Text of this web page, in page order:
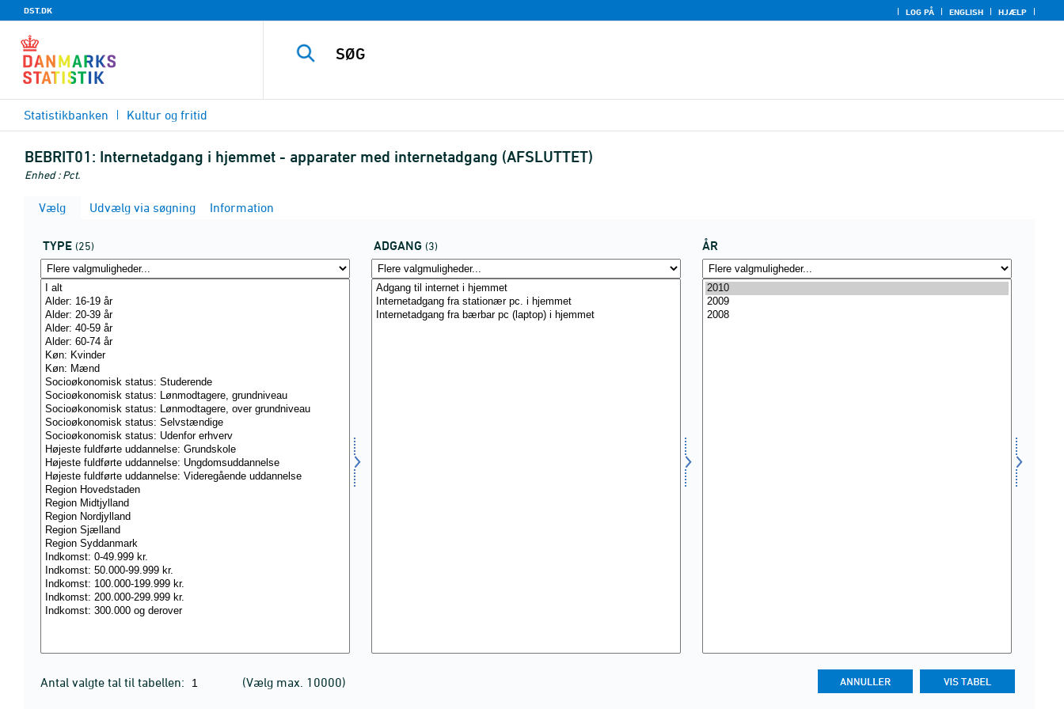
DST.DK LOG PÅ ENGLISH HJÆLP
Statistikbanken Kultur og fritid
BEBRIT01: Internetadgang i hjemmet - apparater med internetadgang (AFSLUTTET)
Enhed : Pct.
Vælg Udvælg via søgning Information
TYPE (25) ADGANG (3) ÅR
Antal valgte tal til tabellen: (Vælg max. 10000)